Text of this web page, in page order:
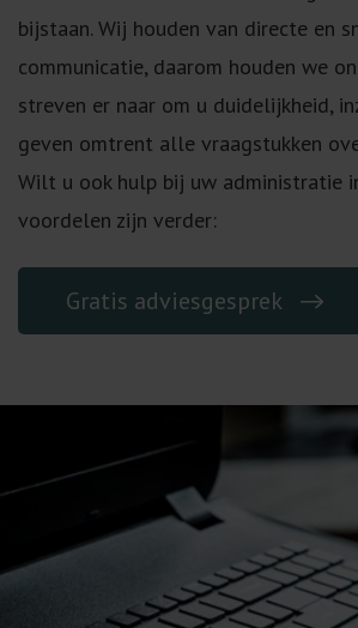
bijstaan. Wij houden van directe en
communicatie, daarom houden we
streven er naar om u duidelijkheid,
geven omtrent alle vraagstukken
Wilt u ook hulp bij uw administratie
voordelen zijn verder:
Gratis adviesgesprek